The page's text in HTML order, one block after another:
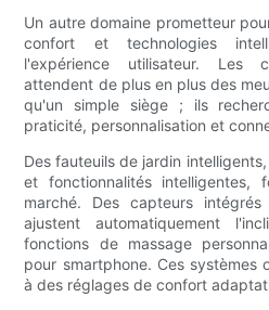
Un autre domaine prometteur
confort et technologies
l'expérience utilisateur. Les
attendent de plus en plus des
qu'un simple siège ; ils
praticité, personnalisation et
Des fauteuils de jardin
et fonctionnalités intelligentes,
marché. Des capteurs
ajustent automatiquement
fonctions de massage
pour smartphone. Ces systèmes
à des réglages de confort